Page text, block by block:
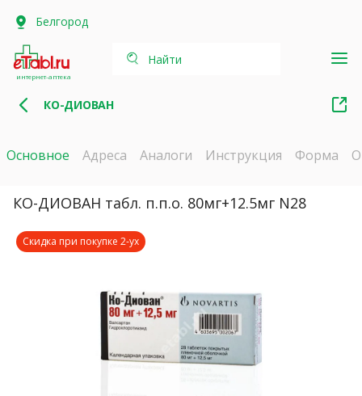
Белгород
интернет-аптека
Найти
КО-ДИОВАН
Основное Адреса Аналоги Инструкция Форма
КО-ДИОВАН табл. п.п.о. 80мг+12.5мг N28
Скидка при покупке 2-ух